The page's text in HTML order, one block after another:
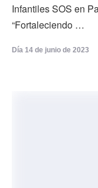
Infantiles SOS en
“Fortaleciendo …
Día 14 de junio de 2023